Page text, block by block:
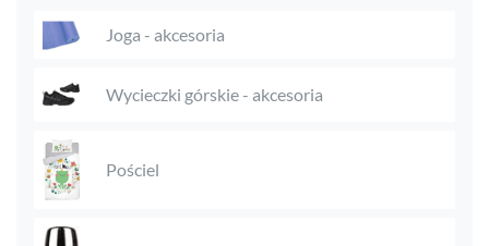
Joga - akcesoria
Wycieczki górskie - akcesoria
Pościel